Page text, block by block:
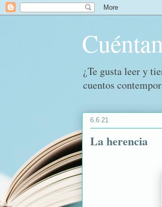
¿Te gusta leer y
cuentos
6.6.21
La herencia